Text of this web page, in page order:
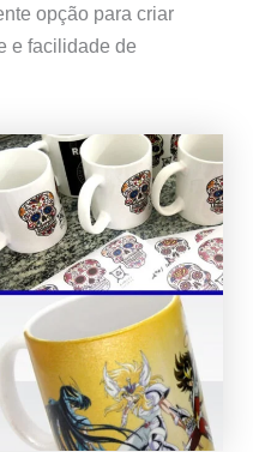
opção para criar
e facilidade de